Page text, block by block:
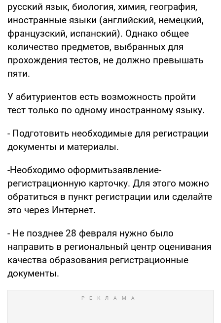
русский язык, биология, химия, география,
иностранные языки (английский, немецкий,
французский, испанский). Однако общее
количество предметов, выбранных для
прохождения тестов, не должно превышать
пяти.
У абитуриентов есть возможность пройти
тест только по одному иностранному языку.
- Подготовить необходимые для регистрации
документы и материалы.
-Необходимо оформитьзаявление-
регистрационную карточку. Для этого можно
обратиться в пункт регистрации или сделайте
это через Интернет.
- Не позднее 28 февраля нужно было
направить в региональный центр оценивания
качества образования регистрационные
документы.